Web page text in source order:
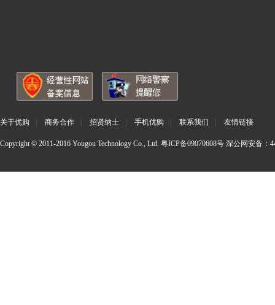
关于优购 商务合作 招贤纳士 手机优购 联系我们 友情链接
Copyright © 2011-2016 Yougou Technology Co., Ltd. 粤ICP备09070608号 深公网安备：